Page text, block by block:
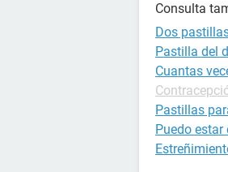
Consulta
Dos
Pastilla del
Cuantas
Pastillas
Puedo